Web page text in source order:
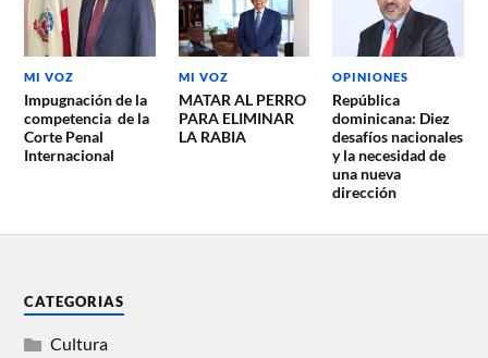
MI VOZ
Impugnación de la
competencia de la
Corte Penal
Internacional
MI VOZ
MATAR AL PERRO
PARA ELIMINAR
LA RABIA
OPINIONES
República
dominicana: Diez
desafíos nacionales
y la necesidad de
una nueva
dirección
CATEGORIAS
Cultura